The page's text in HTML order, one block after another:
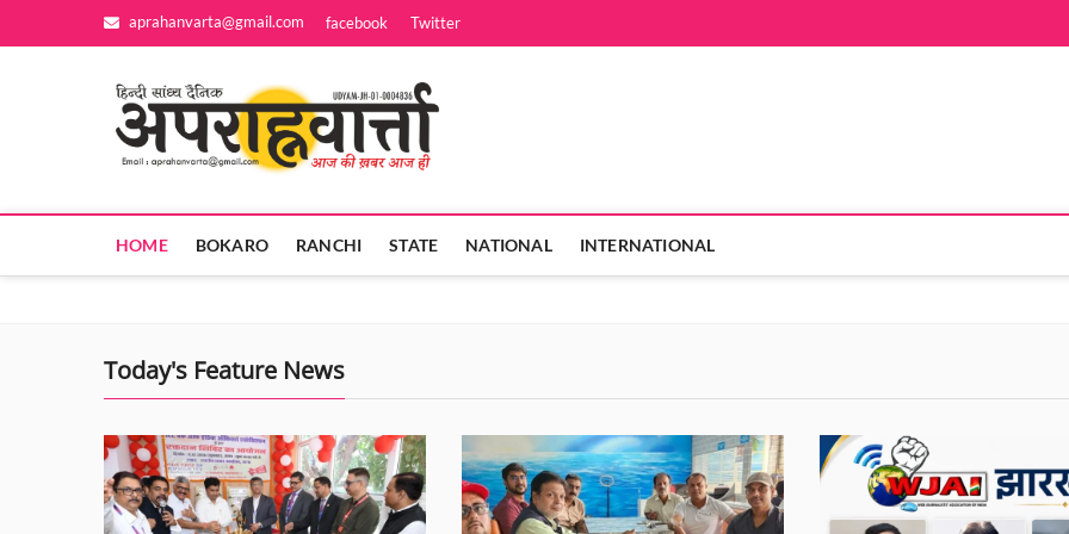
aprahanvarta@gmail.com facebook Twitter
AprahanVarta
आज की ख़बर आज ही
HOME BOKARO RANCHI STATE NATIONAL INTERNATIONAL
Today's Feature News